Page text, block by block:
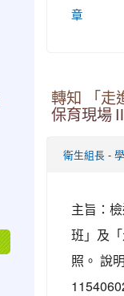
章
轉知 「走
保育現場
衛生組長 -
主旨：
班」及
照。 說